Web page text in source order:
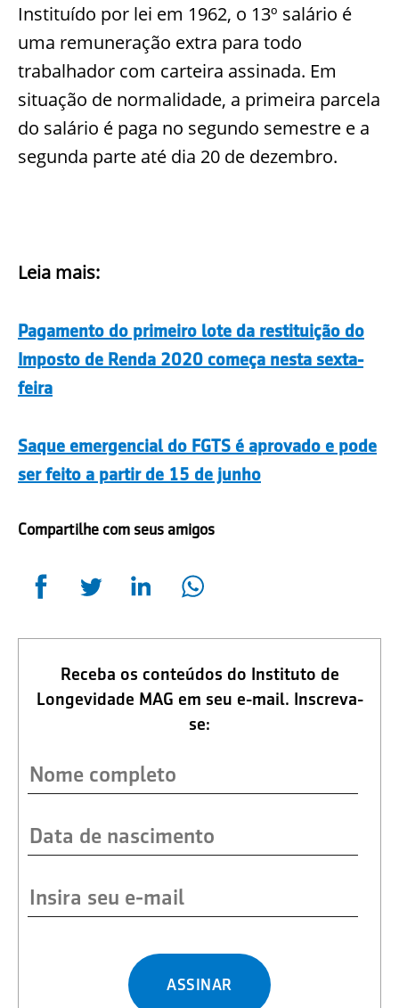
Instituído por lei em 1962, o 13º salário é
uma remuneração extra para todo
trabalhador com carteira assinada. Em
situação de normalidade, a primeira parcela
do salário é paga no segundo semestre e a
segunda parte até dia 20 de dezembro.
Leia mais:
Pagamento do primeiro lote da restituição do
Imposto de Renda 2020 começa nesta sexta-
feira
Saque emergencial do FGTS é aprovado e pode
ser feito a partir de 15 de junho
Compartilhe com seus amigos
Receba os conteúdos do Instituto de
Longevidade MAG em seu e-mail. Inscreva-
se:
ASSINAR